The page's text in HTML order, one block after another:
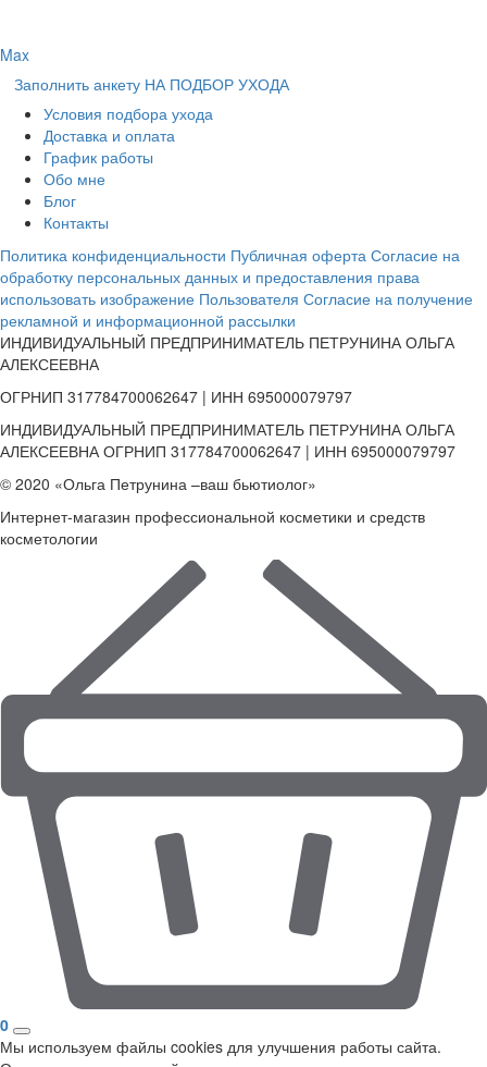
Max
Заполнить анкету НА ПОДБОР УХОДА
Условия подбора ухода
Доставка и оплата
График работы
Обо мне
Блог
Контакты
Политика конфиденциальности Публичная оферта Согласие на
обработку персональных данных и предоставления права
использовать изображение Пользователя Согласие на получение
рекламной и информационной рассылки
ИНДИВИДУАЛЬНЫЙ ПРЕДПРИНИМАТЕЛЬ ПЕТРУНИНА ОЛЬГА
АЛЕКСЕЕВНА
ОГРНИП 317784700062647 | ИНН 695000079797
ИНДИВИДУАЛЬНЫЙ ПРЕДПРИНИМАТЕЛЬ ПЕТРУНИНА ОЛЬГА
АЛЕКСЕЕВНА ОГРНИП 317784700062647 | ИНН 695000079797
© 2020 «Ольга Петрунина –ваш бьютиолог»
Интернет-магазин профессиональной косметики и средств
косметологии
0
Мы используем файлы cookies для улучшения работы сайта.